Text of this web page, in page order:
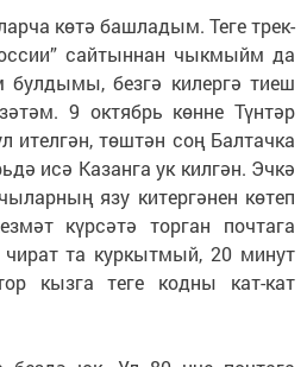
көтә башладым. Теге трек-
сайтыннан чыкмыйм да
безгә ки­лергә тиеш
9 октябрь көнне Түнтәр
ителгән, төштән соң Балтачка
исә Казанга ук килгән. Эчкә
язу ки­тергәнен көтеп
күр­сәтә торган почтага
та куркытмый, 20 минут
кызга теге кодны кат-кат